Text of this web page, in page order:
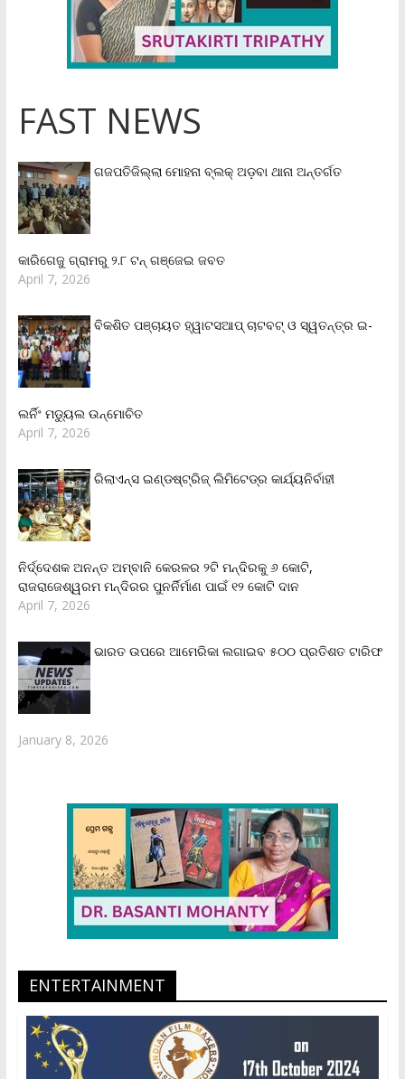
FAST NEWS
ଗଜପତିଜିଲ୍ଲା ମୋହନା ବ୍ଲକ୍‌ ଅଡ଼ବା ଥାନା ଅନ୍ତର୍ଗତ
କାରିଗେଜୁ ଗ୍ରାମରୁ ୨.୮ ଟନ୍ ଗଞ୍ଜେଇ ଜବତ
April 7, 2026
ବିକଶିତ ପଞ୍ଚାୟତ ହ୍ୱାଟସଆପ୍ ଚାଟବଟ୍ ଓ ସ୍ୱତନ୍ତ୍ର ଇ-
ଲର୍ନିଂ ମଡ୍ୟୁଲ ଉନ୍ମୋଚିତ
April 7, 2026
ରିଲାଏନ୍‌ସ ଇଣ୍ଡଷ୍ଟ୍ରିଜ୍ ଲିମିଟେଡ୍‌ର କାର୍ଯ୍ୟନିର୍ବାହୀ
ନିର୍ଦ୍ଦେଶକ ଅନନ୍ତ ଅମ୍ବାନି କେରଳର ୨ଟି ମନ୍ଦିରକୁ ୬ କୋଟି,
ରାଜରାଜେଶ୍ୱରମ ମନ୍ଦିରର ପୁନର୍ନିର୍ମାଣ ପାଇଁ ୧୨ କୋଟି ଦାନ
April 7, 2026
ଭାରତ ଉପରେ ଆମେରିକା ଲଗାଇବ ୫୦୦ ପ୍ରତିଶତ ଟାରିଫ
January 8, 2026
ENTERTAINMENT